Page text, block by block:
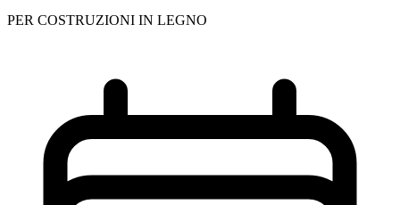
PER COSTRUZIONI IN LEGNO